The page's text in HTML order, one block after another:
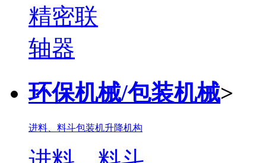
环保机械/包装机械>
进料、料斗包装机升降机构